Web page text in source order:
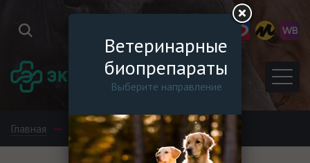
Главная События Новости
Ветеринарные
биопрепараты
Выберите направление